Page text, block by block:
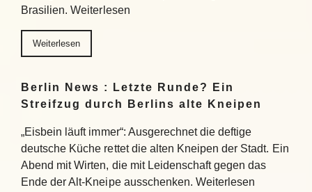
Brasilien. Weiterlesen
Weiterlesen
Berlin News : Letzte Runde? Ein
Streifzug durch Berlins alte Kneipen
„Eisbein läuft immer“: Ausgerechnet die deftige
deutsche Küche rettet die alten Kneipen der Stadt. Ein
Abend mit Wirten, die mit Leidenschaft gegen das
Ende der Alt-Kneipe ausschenken. Weiterlesen